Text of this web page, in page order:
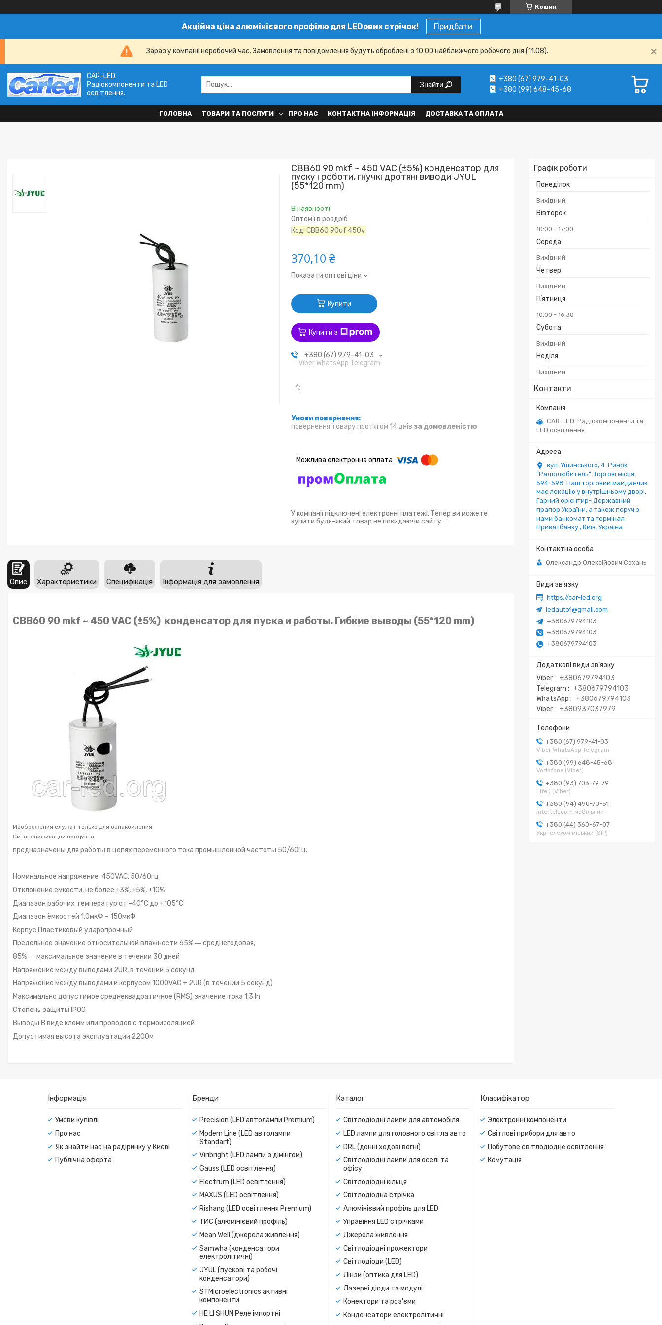
Кошик
Акційна ціна алюмінієвого профілю для LEDових стрічок! Придбати
Зараз у компанії неробочий час. Замовлення та повідомлення будуть оброблені з 10:00 найближчого робочого дня (11.08).
CAR-LED.
Радіокомпоненти та LED
освітлення.
Знайти
+380 (67) 979-41-03
+380 (99) 648-45-68
ГОЛОВНА ТОВАРИ ТА ПОСЛУГИ ПРО НАС КОНТАКТНА ІНФОРМАЦІЯ ДОСТАВКА ТА ОПЛАТА
Графік роботи
Понеділок
Вихідний
Вівторок
10:00 17:00
Середа
Вихідний
Четвер
Вихідний
Пʼятниця
10:00 16:30
Субота
Вихідний
Неділя
Вихідний
Контакти
CAR-LED. Радіокомпоненти та
LED освітлення.
вул. Ушинського, 4. Ринок
"Радіолюбитель". Торгові місця:
594-598. Наш торговий майданчик
має локацію у внутрішньому дворі.
Гарний орієнтир- Державний
прапор України, а також поруч з
нами банкомат та термінал
Приватбанку., Київ, Україна
Олександр Олексійович Сохань
https://car-led.org
ledauto1@gmail.com
+380679794103
+380679794103
+380679794103
Viber
+380679794103
Telegram
+380679794103
WhatsApp
+380679794103
Viber
+380937037979
+380 (67) 979-41-03
Viber WhatsApp Telegram
+380 (99) 648-45-68
Vodafone (Viber)
+380 (93) 703-79-79
Life:) (Viber)
+380 (94) 490-70-51
Intertelecom мобільний
+380 (44) 360-67-07
Укртелеком міський (SIP)
CBB60 90 mkf ~ 450 VAC (±5%) конденсатор для
пуску і роботи, гнучкі дротяні виводи JYUL
(55*120 mm)
В наявності
Оптом і в роздріб
Код:CBB60 90uf 450v
370,10 ₴
Показати оптові ціни
Купити
Купити з
+380 (67) 979-41-03
Viber WhatsApp Telegram
повернення товару протягом 14 днів за домовленістю
У компанії підключені електронні платежі. Тепер ви можете
купити будь-який товар не покидаючи сайту.
Опис Характеристики Специфікація Інформація для замовлення
CBB60 90 mkf ~ 450 VAC (±5%) конденсатор для пуска и работы. Гибкие выводы (55*120 mm)
Изображения служат только для ознакомления
См. спецификации продукта
предназначены для работы в цепях переменного тока промышленной частоты 50/60Гц.
Номинальное напряжение 450VAC, 50/60гц
Отклонение емкости, не более ±3%, ±5%, ±10%
Диапазон рабочих температур от -40°С до +105°С
Диапазон ёмкостей 1.0мкФ – 150мкФ
Корпус Пластиковый ударопрочный
Предельное значение относительной влажности 65% ― среднегодовая,
85% ― максимальное значение в течении 30 дней
Напряжение между выводами 2UR, в течении 5 секунд
Напряжение между выводами и корпусом 1000VAC + 2UR (в течении 5 секунд)
Максимально допустимое среднеквадратичное (RMS) значение тока 1.3 In
Степень защиты IP00
Выводы В виде клемм или проводов с термоизоляцией
Допустимая высота эксплуатации 2200м
Інформація
Умови купівлі
Про нас
Як знайти нас на радіринку у Києві
Публічна оферта
Бренди
Precision (LED автолампи Premium)
Modern Line (LED автолампи
Standart)
Viribright (LED лампи з дімінгом)
Gauss (LED освітлення)
Electrum (LED освітлення)
MAXUS (LED освітлення)
Rishang (LED освітлення Premium)
ТИС (алюмінієвий профіль)
Mean Well (джерела живлення)
Samwha (конденсатори
електролітичні)
JYUL (пускові та робочі
конденсатори)
STMicroelectronics активні
компоненти
HE LI SHUN Реле імпортні
Каталог
Світлодіодні лампи для автомобіля
LED лампи для головного світла авто
DRL (денні ходові вогні)
Світлодіодні лампи для оселі та
офісу
Світлодіодні кільця
Світлодіодна стрічка
Алюмінієвий профіль для LED
Управіння LED стрічками
Джерела живлення
Світлодіодні прожектори
Світлодіоди (LED)
Лінзи (оптика для LED)
Лазерні діоди та модулі
Конектори та роз'єми
Конденсатори електролітичні
Класифікатор
Электронні компоненти
Світлові прибори для авто
Побутове світлодіодне освітлення
Комутація